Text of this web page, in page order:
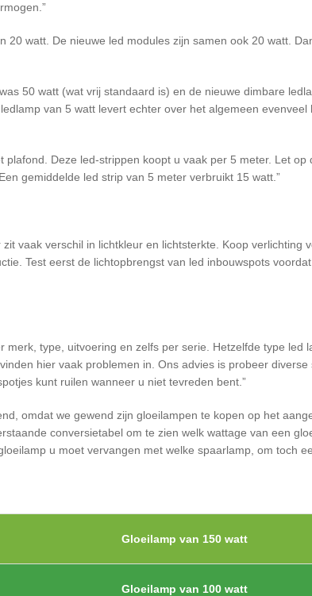
watt. De nieuwe led modules zijn samen ook 20 watt.
50 watt (wat vrij standaard is) en de nieuwe dimbare
van 5 watt levert echter over het algemeen evenveel
Deze led-strippen koopt u vaak per 5 meter. Let op
gemiddelde led strip van 5 meter verbruikt 15 watt.
vaak verschil in lichtkleur en lichtsterkte. Koop verlichting
Test eerst de lichtopbrengst van led inbouwspots
type, uitvoering en zelfs per serie. Hetzelfde type led
hier vaak problemen in. Ons advies is probeer diverse
kunt ruilen wanneer u niet tevreden bent.
omdat we gewend zijn gloeilampen te kopen op het
conversietabel om te zien welk wattage van een
u moet vervangen met welke spaarlamp, om toch
Gloeilamp van 150 watt
Gloeilamp van 100 watt